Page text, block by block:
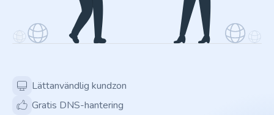
Lättanvändlig kundzon
Gratis DNS-hantering